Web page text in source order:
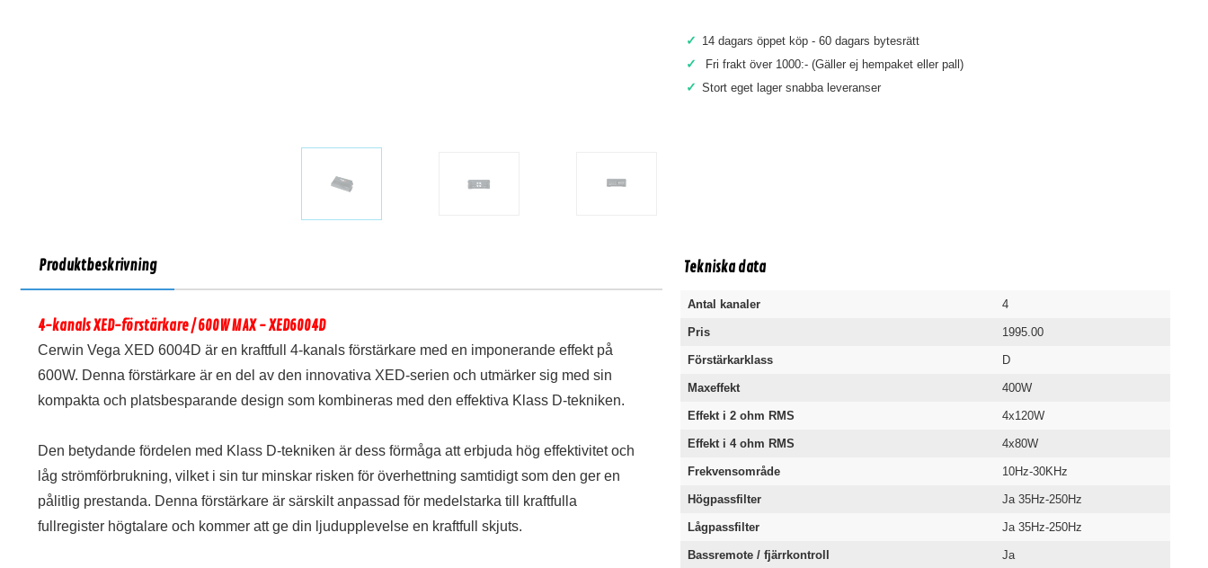
✓ 14 dagars öppet köp - 60 dagars bytesrätt
✓ Fri frakt över 1000:- (Gäller ej hempaket eller pall)
✓ Stort eget lager snabba leveranser
Produktbeskrivning
4-kanals XED-förstärkare / 600W MAX - XED6004D
Cerwin Vega XED 6004D är en kraftfull 4-kanals förstärkare med en imponerande effekt på
600W. Denna förstärkare är en del av den innovativa XED-serien och utmärker sig med sin
kompakta och platsbesparande design som kombineras med den effektiva Klass D-tekniken.
Den betydande fördelen med Klass D-tekniken är dess förmåga att erbjuda hög effektivitet och
låg strömförbrukning, vilket i sin tur minskar risken för överhettning samtidigt som den ger en
pålitlig prestanda. Denna förstärkare är särskilt anpassad för medelstarka till kraftfulla
fullregister högtalare och kommer att ge din ljudupplevelse en kraftfull skjuts.
Tekniska data
Antal kanaler 4
Pris 1995.00
Förstärkarklass D
Maxeffekt 400W
Effekt i 2 ohm RMS 4x120W
Effekt i 4 ohm RMS 4x80W
Frekvensområde 10Hz-30KHz
Högpassfilter Ja 35Hz-250Hz
Lågpassfilter Ja 35Hz-250Hz
Bassremote / fjärrkontroll Ja